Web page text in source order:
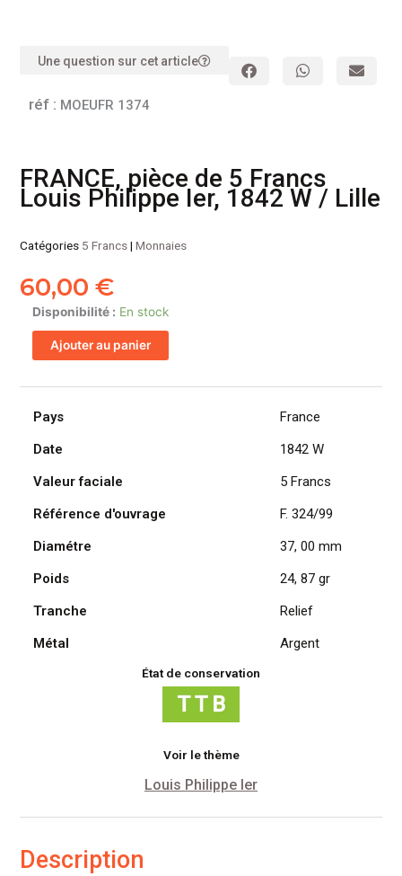
Une question sur cet article
réf : MOEUFR 1374
FRANCE, pièce de 5 Francs
Louis Philippe Ier, 1842 W / Lille
Catégories 5 Francs|Monnaies
60,00€
Disponibilité : En stock
quantité
de
FRANCE,
de
Louis
Ier,
1842
Ajouter au panier
Pays
France
Date
1842 W
Valeur faciale
5 Francs
Référence d'ouvrage
F. 324/99
Diamétre
37, 00 mm
Poids
24, 87 gr
Tranche
Relief
Métal
Argent
État de conservation
Voir le thème
Louis Philippe Ier
Description